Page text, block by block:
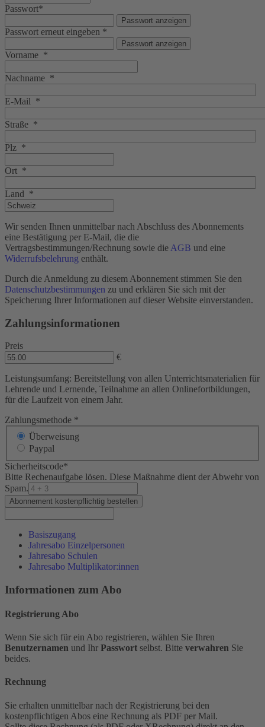
Passwort*
Passwort anzeigen
Passwort erneut eingeben *
Passwort anzeigen
Vorname *
Nachname *
E-Mail *
Straße *
Plz *
Ort *
Land *
Wir senden Ihnen unmittelbar nach Abschluss des Abonnements
eine Bestätigung per E-Mail, die die
Vertragsbestimmungen/Rechnung sowie die AGB und eine
Widerrufsbelehrung enthält.
Durch die Anmeldung zu diesem Abonnement stimmen Sie den
Datenschutzbestimmungen zu und erklären Sie sich mit der
Speicherung Ihrer Informationen auf dieser Website einverstanden.
Zahlungsinformationen
Preis
€
Leistungsumfang: Bereitstellung von allen Unterrichtsmaterialien für
Lehrende und Lernende, Teilnahme an allen Onlinefortbildungen,
für die Laufzeit von einem Jahr.
Zahlungsmethode *
Überweisung
Paypal
Sicherheitscode*
Bitte Rechenaufgabe lösen. Diese Maßnahme dient der Abwehr von
Spam.
Basiszugang
Jahresabo Einzelpersonen
Jahresabo Schulen
Jahresabo Multiplikator:innen
Informationen zum Abo
Registrierung Abo
Wenn Sie sich für ein Abo registrieren, wählen Sie Ihren
Benutzernamen und Ihr Passwort selbst. Bitte verwahren Sie
beides.
Rechnung
Sie erhalten unmittelbar nach der Registrierung bei den
kostenpflichtigen Abos eine Rechnung als PDF per Mail.